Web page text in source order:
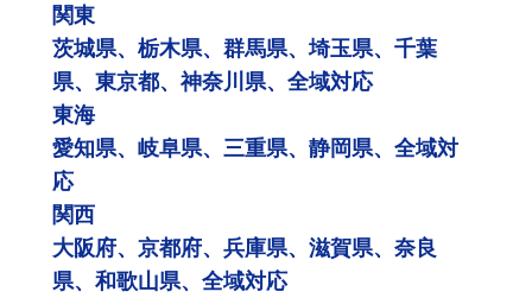
関東
茨城県、栃木県、群馬県、埼玉県、千葉
県、東京都、神奈川県、全域対応
東海
愛知県、岐阜県、三重県、静岡県、全域対
応
関西
大阪府、京都府、兵庫県、滋賀県、奈良
県、和歌山県、全域対応